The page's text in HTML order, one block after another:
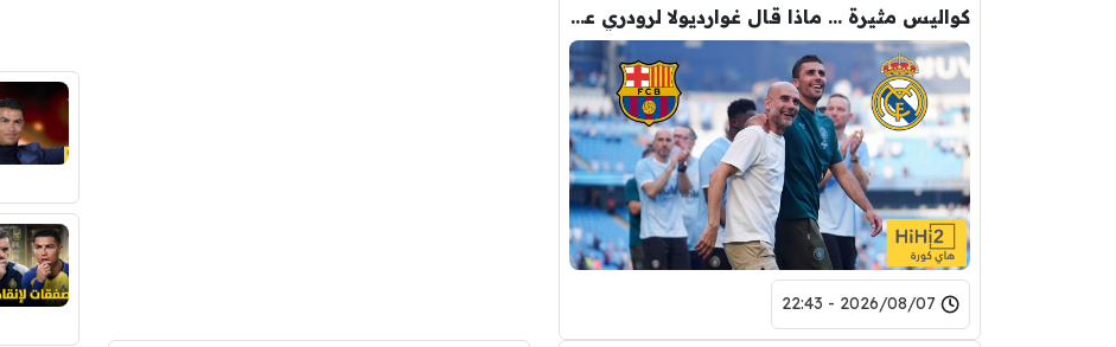
كواليس مثيرة … ماذا قال غوارديولا لرودري عند استشارته عن ريال مدريد وبرشلونة
2026/08/07 - 22:43